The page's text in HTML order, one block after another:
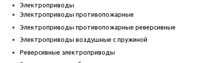
Электроприводы
Электроприводы противопожарные
Электроприводы противопожарные реверсивные
Электроприводы воздушные с пружиной
Реверсивные электроприводы